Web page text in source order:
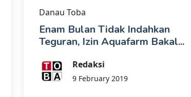
Danau Toba
Enam Bulan Tidak Indahkan
Teguran, Izin Aquafarm Bakal...
Redaksi
9 February 2019